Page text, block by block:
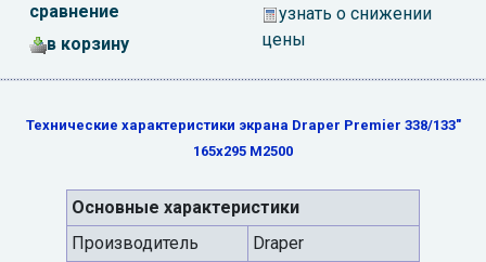
сравнение
в корзину
узнать о снижении
цены
Технические характеристики экрана Draper Premier 338/133"
165x295 M2500
Основные характеристики
Производитель
Draper